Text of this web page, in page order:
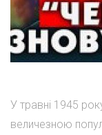
У травні 1945
величезною